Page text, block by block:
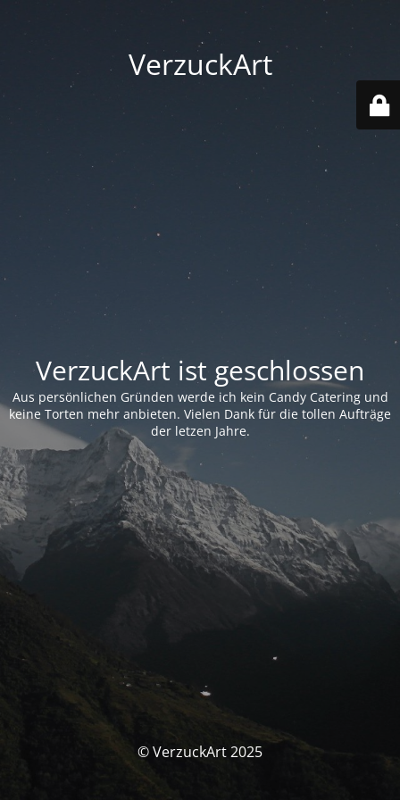
VerzuckArt
VerzuckArt ist geschlossen
Aus persönlichen Gründen werde ich kein Candy Catering und
keine Torten mehr anbieten. Vielen Dank für die tollen Aufträge
der letzen Jahre.
© VerzuckArt 2025